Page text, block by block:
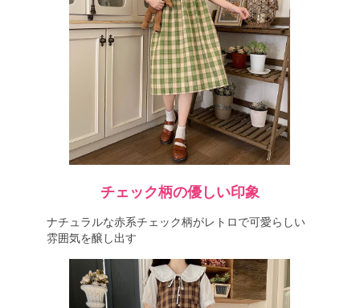
チェック柄の優しい印象
ナチュラルな赤系チェック柄がレトロで可愛らしい
雰囲気を醸し出す